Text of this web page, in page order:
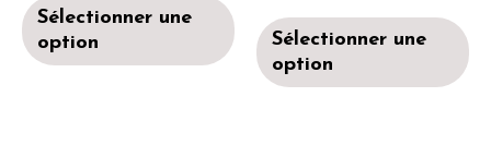
Sélectionner une
option
Sélectionner une
option